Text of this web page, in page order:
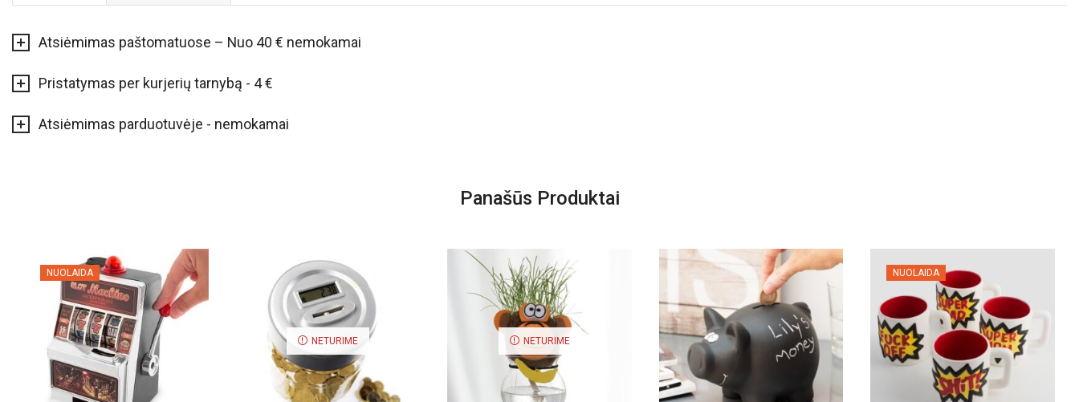
Atsiėmimas paštomatuose – Nuo 40 € nemokamai
Pristatymas per kurjerių tarnybą - 4 €
Atsiėmimas parduotuvėje - nemokamai
Panašūs Produktai
NUOLAIDA
NETURIME NETURIME
NUOLAIDA